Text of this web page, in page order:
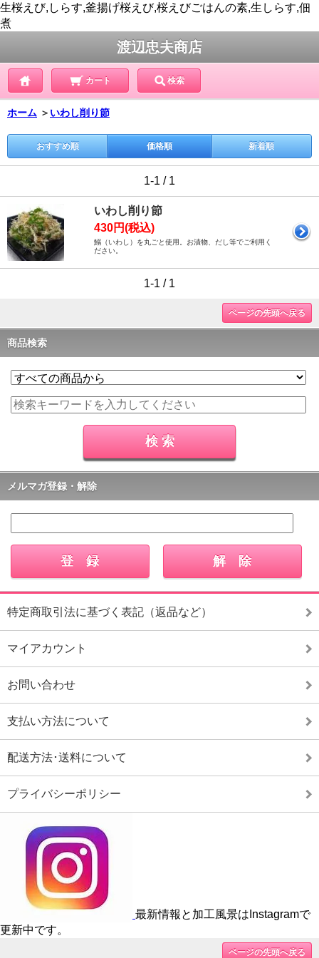
生桜えび,しらす,釜揚げ桜えび,桜えびごはんの素,生しらす,佃
煮
渡辺忠夫商店
カート 検索
ホーム ＞ いわし削り節
おすすめ順 価格順 新着順
1-1 / 1
いわし削り節
430円(税込)
鰯（いわし）を丸ごと使用。お漬物、だし等でご利用く
ださい。
1-1 / 1
ページの先頭へ戻る
商品検索
メルマガ登録・解除
特定商取引法に基づく表記（返品など）
マイアカウント
お問い合わせ
支払い方法について
配送方法･送料について
プライバシーポリシー
最新情報と加工風景はInstagramで
更新中です。
ページの先頭へ戻る